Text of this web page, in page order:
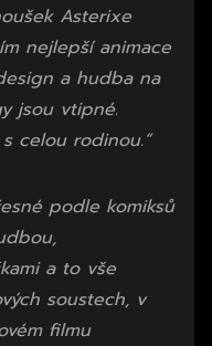
Asterixe
nejlepší animace
a hudba na
jsou vtipné.
celou rodinou.“
podle komiksů
a to vše
soustech, v
filmu